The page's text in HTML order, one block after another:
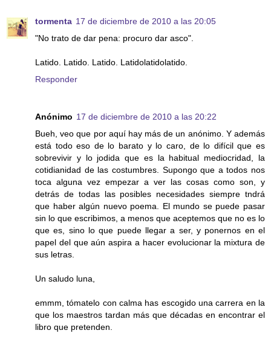
tormenta 17 de diciembre de 2010 a las 20:05
"No trato de dar pena: procuro dar asco".
Latido. Latido. Latido. Latidolatidolatido.
Responder
Anónimo 17 de diciembre de 2010 a las 20:22
Bueh, veo que por aquí hay más de un anónimo. Y además
está todo eso de lo barato y lo caro, de lo difícil que es
sobrevivir y lo jodida que es la habitual mediocridad, la
cotidianidad de las costumbres. Supongo que a todos nos
toca alguna vez empezar a ver las cosas como son, y
detrás de todas las posibles necesidades siempre tndrá
que haber algún nuevo poema. El mundo se puede pasar
sin lo que escribimos, a menos que aceptemos que no es lo
que es, sino lo que puede llegar a ser, y ponernos en el
papel del que aún aspira a hacer evolucionar la mixtura de
sus letras.
Un saludo luna,
emmm, tómatelo con calma has escogido una carrera en la
que los maestros tardan más que décadas en encontrar el
libro que pretenden.